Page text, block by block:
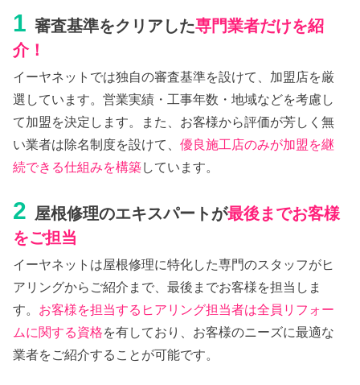
1 審査基準をクリアした専門業者だけを紹
介！
イーヤネットでは独自の審査基準を設けて、加盟店を厳
選しています。営業実績・工事年数・地域などを考慮し
て加盟を決定します。また、お客様から評価が芳しく無
い業者は除名制度を設けて、優良施工店のみが加盟を継
続できる仕組みを構築しています。
2 屋根修理のエキスパートが最後までお客様
をご担当
イーヤネットは屋根修理に特化した専門のスタッフがヒ
アリングからご紹介まで、最後までお客様を担当しま
す。 お客様を担当するヒアリング担当者は全員リフォー
ムに関する資格を有しており、お客様のニーズに最適な
業者をご紹介することが可能です。